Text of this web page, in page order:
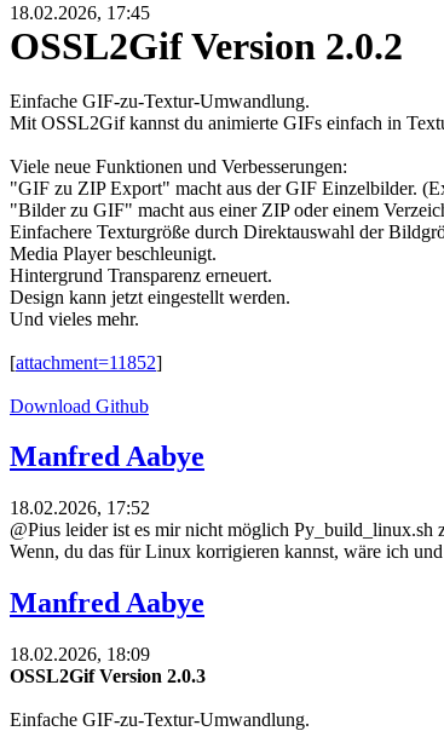
18.02.2026, 17:45
OSSL2Gif Version 2.0.2
Einfache GIF-zu-Textur-Umwandlung.
Mit OSSL2Gif kannst du animierte GIFs einfach in
Viele neue Funktionen und Verbesserungen:
"GIF zu ZIP Export" macht aus der GIF Einzelbilder.
"Bilder zu GIF" macht aus einer ZIP oder einem
Einfachere Texturgröße durch Direktauswahl der
Media Player beschleunigt.
Hintergrund Transparenz erneuert.
Design kann jetzt eingestellt werden.
Und vieles mehr.
[attachment=11852]
Download Github
Manfred Aabye
18.02.2026, 17:52
@Pius leider ist es mir nicht möglich
Wenn, du das für Linux korrigieren kannst, wäre ich
Manfred Aabye
18.02.2026, 18:09
OSSL2Gif Version 2.0.3
Einfache GIF-zu-Textur-Umwandlung.